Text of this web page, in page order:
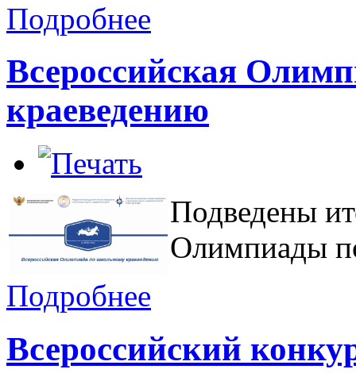
Подробнее
Всероссийская
краеведению
Подведены
Олимпиады
Подробнее
Всероссийский